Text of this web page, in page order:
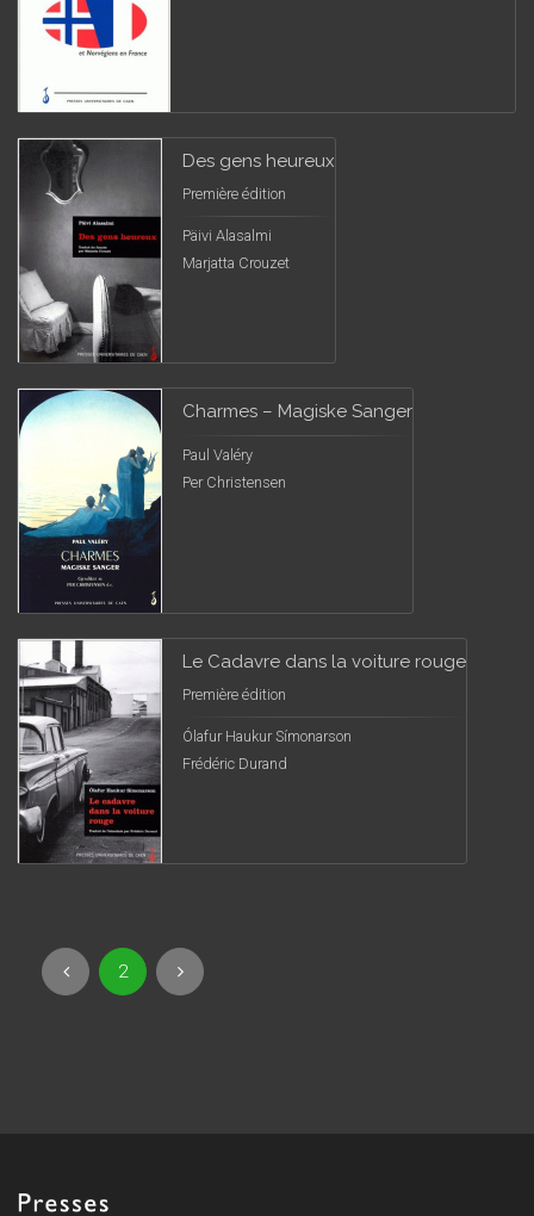
Des gens heureux
Première édition
Päivi Alasalmi
Marjatta Crouzet
Charmes – Magiske Sanger
Paul Valéry
Per Christensen
Le Cadavre dans la voiture rouge
Première édition
Ólafur Haukur Símonarson
Frédéric Durand
2